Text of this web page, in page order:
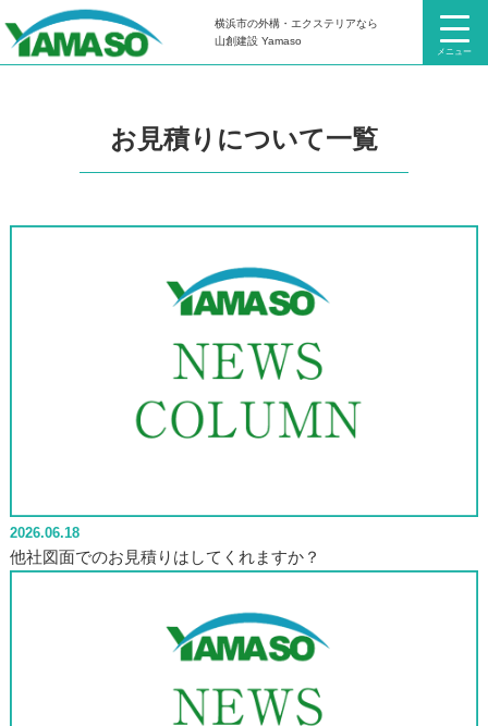
メニュー
横浜市の外構・エクステリアなら
山創建設 Yamaso
HOMEお見積りについて
お見積りについて一覧
2026.06.18
他社図面でのお見積りはしてくれますか？